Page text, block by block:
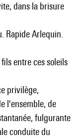
dans la brisure
Rapide Arlequin.
entre ces soleils
privilège,
l'ensemble, de
fulgurante
conduite du